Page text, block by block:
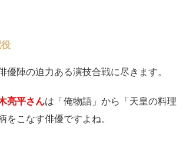
優陣の迫力ある演技合戦に尽きます。
亮平さんは「俺物語」から「天皇の料理
をこなす俳優ですよね。